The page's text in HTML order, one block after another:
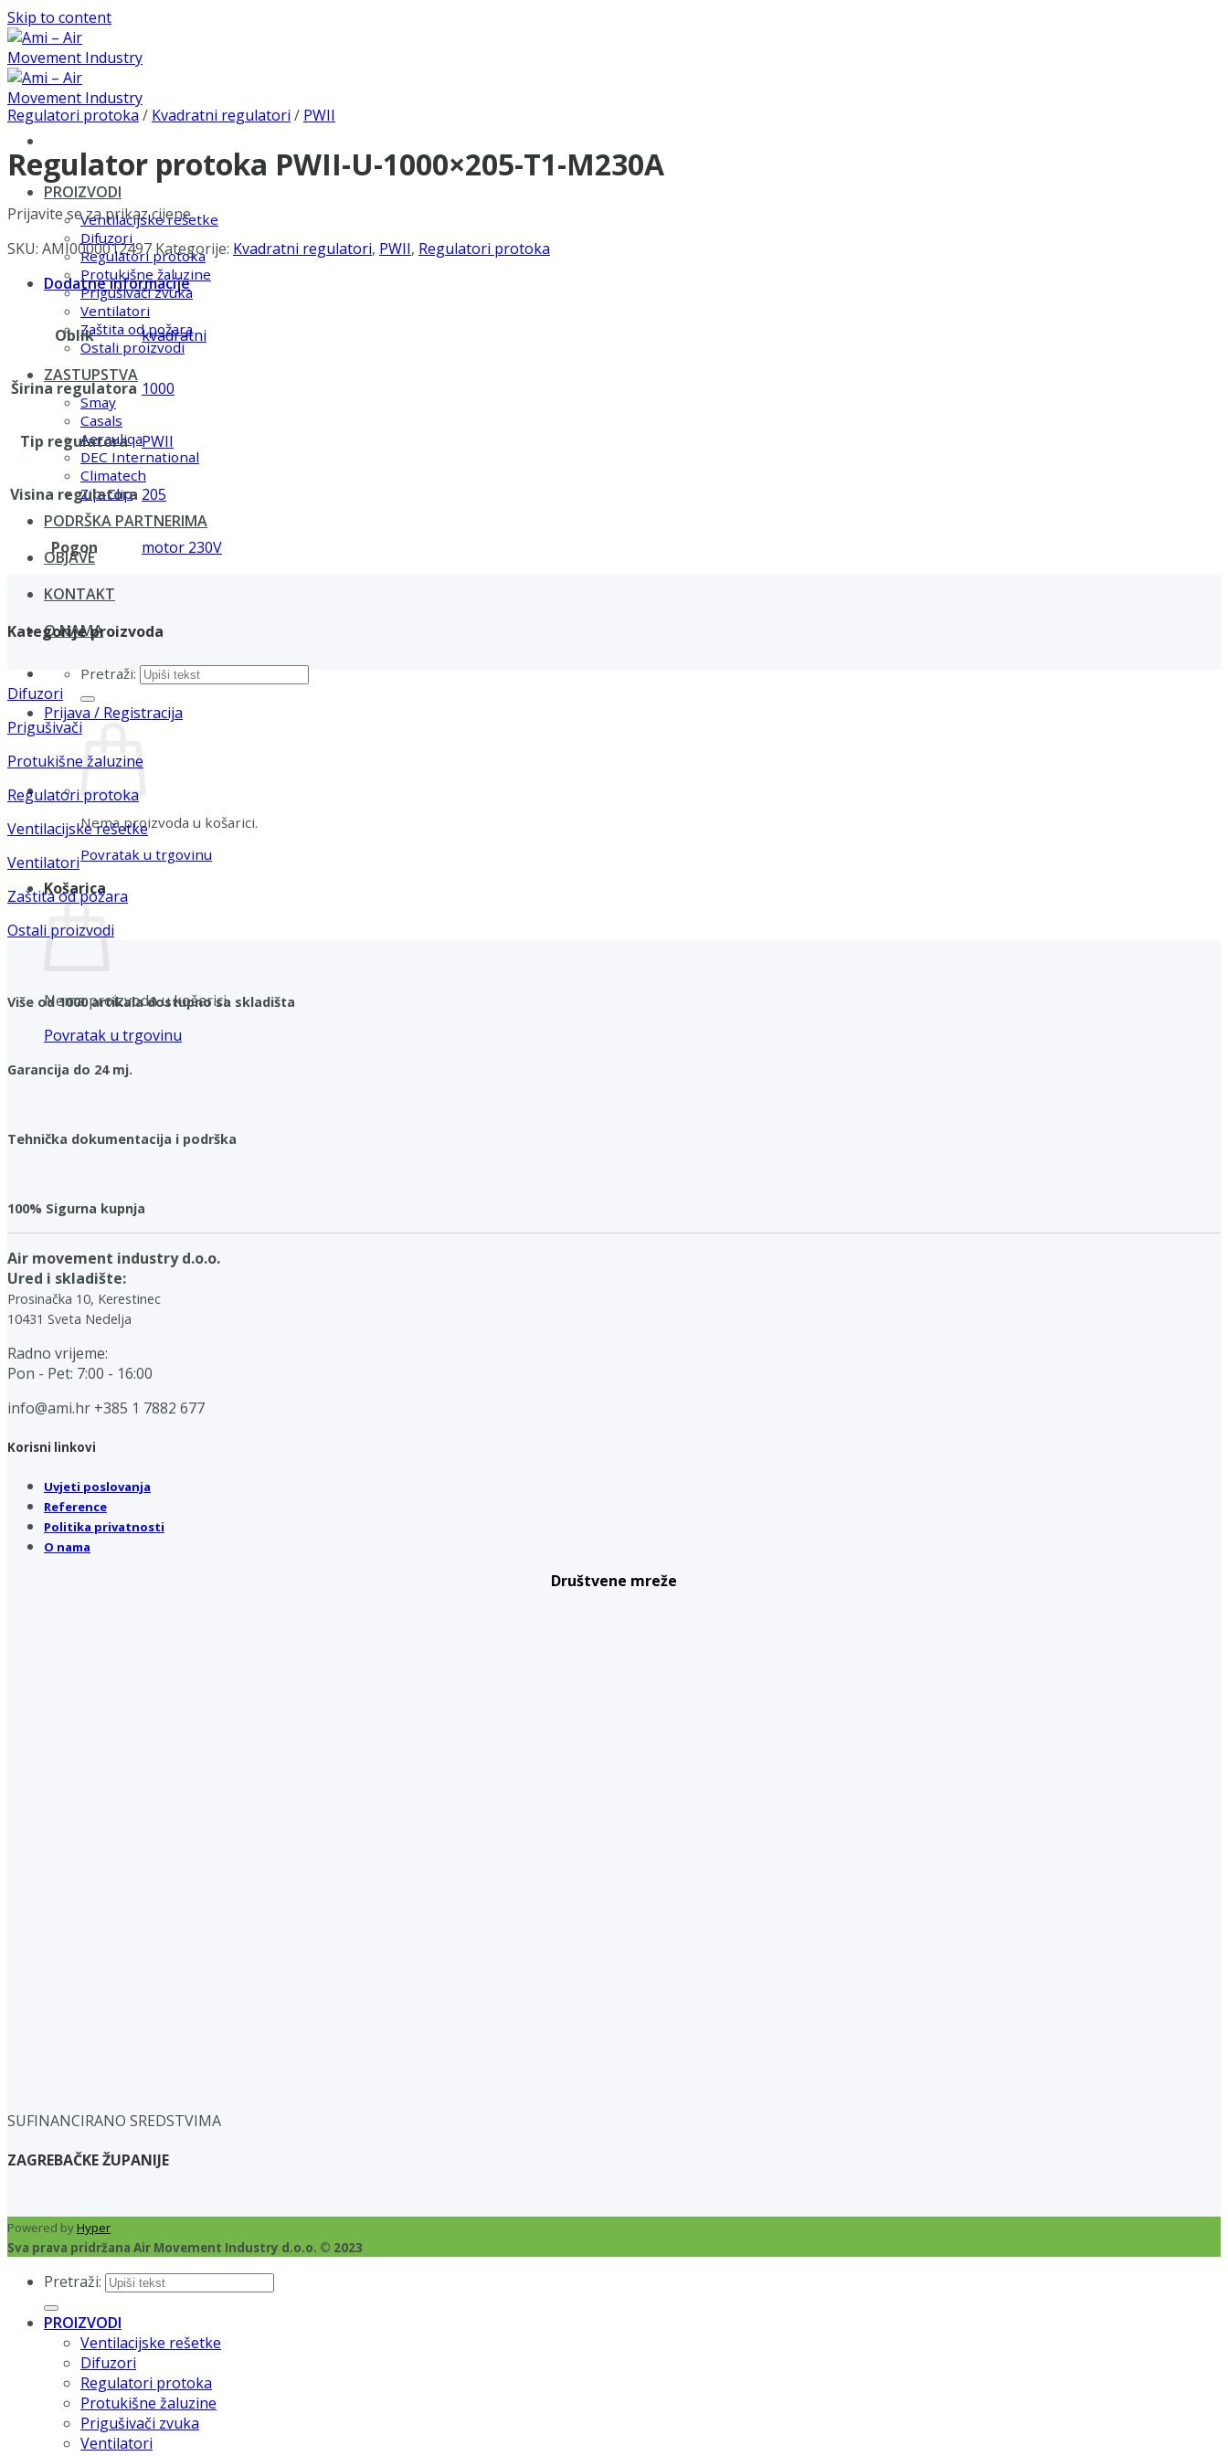
Skip to content
PROIZVODI
Ventilacijske rešetke
Difuzori
Regulatori protoka
Protukišne žaluzine
Prigušivači zvuka
Ventilatori
Zaštita od požara
Ostali proizvodi
ZASTUPSTVA
Smay
Casals
Aerauliqa
DEC International
Climatech
Zip-Clip
PODRŠKA PARTNERIMA
OBJAVE
KONTAKT
O NAMA
Pretraži:
Prijava / Registracija
Nema proizvoda u košarici.
Povratak u trgovinu
Košarica
Nema proizvoda u košarici.
Povratak u trgovinu
Regulatori protoka / Kvadratni regulatori / PWII
Regulator protoka PWII-U-1000×205-T1-M230A
Prijavite se za prikaz cijene
SKU: AMI0000012497 Kategorije: Kvadratni regulatori, PWII, Regulatori protoka
Dodatne informacije
Oblik kvadratni
Širina regulatora 1000
Tip regulatora PWII
Visina regulatora 205
Pogon motor 230V
Kategorije proizvoda
Difuzori
Prigušivači
Protukišne žaluzine
Regulatori protoka
Ventilacijske rešetke
Ventilatori
Zaštita od požara
Ostali proizvodi
Više od 1000 artikala dostupno sa skladišta
Garancija do 24 mj.
Tehnička dokumentacija i podrška
100% Sigurna kupnja
Air movement industry d.o.o.
Ured i skladište:
Prosinačka 10, Kerestinec
10431 Sveta Nedelja
Radno vrijeme:
Pon - Pet: 7:00 - 16:00
info@ami.hr +385 1 7882 677
Korisni linkovi
Uvjeti poslovanja
Reference
Politika privatnosti
O nama
Društvene mreže
SUFINANCIRANO SREDSTVIMA
ZAGREBAČKE ŽUPANIJE
Powered byHyper
Sva prava pridržana Air Movement Industry d.o.o. © 2023
Pretraži:
PROIZVODI
Ventilacijske rešetke
Difuzori
Regulatori protoka
Protukišne žaluzine
Prigušivači zvuka
Ventilatori